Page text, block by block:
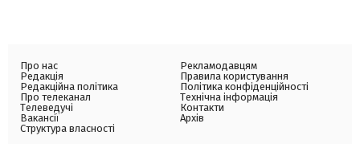
Про нас
Редакція
Редакційна політика
Про телеканал
Телеведучі
Вакансії
Структура власності
Рекламодавцям
Правила користування
Політика конфіденційності
Технічна інформація
Контакти
Архів